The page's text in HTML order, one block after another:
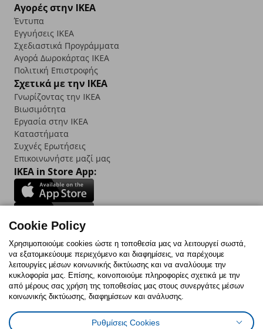
Αγορές στην IKEA
Έντυπα
Εγγυήσεις IKEA
Σχεδιαστικά Προγράμματα
Αγορά Δωρoκάρτας IKEA
Πολιτική Επιστροφής
Σχετικά με την IKEA
Γνωρίζοντας την IKEA
Βιωσιμότητα
Εργασία στην IKEA
Καταστήματα
Συχνές Ερωτήσεις
Επικοινωνήστε μαζί μας
IKEA in Store App:
Follow us:
FacebookInstagram
TikTokYoutubePinterestTwitter
Πολιτική CookiesΔήλωση ψηφιακής προσβασιμότητας
Cookie Policy
Χρησιμοποιούμε cookies ώστε η τοποθεσία μας να λειτουργεί σωστά,
να εξατομικεύουμε περιεχόμενο και διαφημίσεις, να παρέχουμε
λειτουργίες μέσων κοινωνικής δικτύωσης και να αναλύουμε την
κυκλοφορία μας. Επίσης, κοινοποιούμε πληροφορίες σχετικά με την
από μέρους σας χρήση της τοποθεσίας μας στους συνεργάτες μέσων
κοινωνικής δικτύωσης, διαφημίσεων και ανάλυσης.
Ρυθμίσεις Cookies